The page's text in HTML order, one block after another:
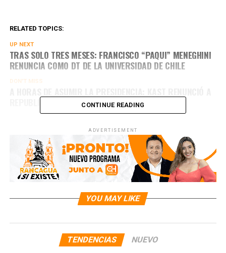
RELATED TOPICS:
UP NEXT
TRAS SOLO TRES MESES: FRANCISCO “PAQUI” MENEGHINI
RENUNCIA COMO DT DE LA UNIVERSIDAD DE CHILE
DON'T MISS
REPUBLICANOS
CONTINUE READING
ADVERTISEMENT
YOU MAY LIKE
TENDENCIAS NUEVO